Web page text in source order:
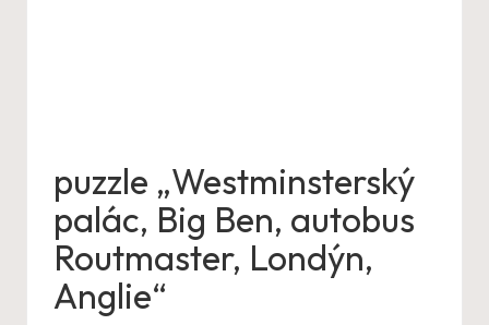
puzzle „Westminsterský
palác, Big Ben, autobus
Routmaster, Londýn,
Anglie“